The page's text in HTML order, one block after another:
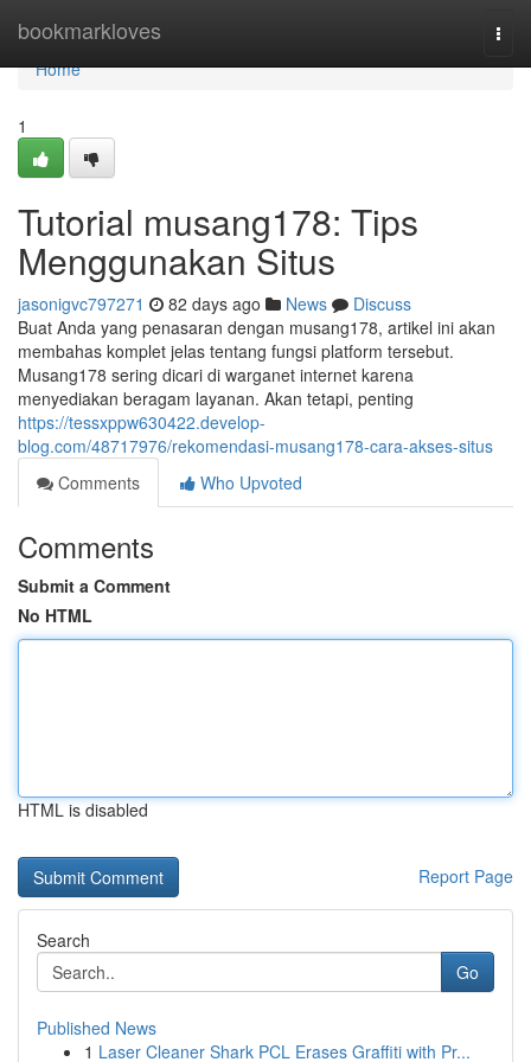
bookmarkloves
Home
Home
1
Tutorial musang178: Tips
Menggunakan Situs
jasonigvc797271 82 days ago News
Discuss
Buat Anda yang penasaran dengan musang178, artikel ini akan
membahas komplet jelas tentang fungsi platform tersebut.
Musang178 sering dicari di warganet internet karena
menyediakan beragam layanan. Akan tetapi, penting
https://tessxppw630422.develop-
blog.com/48717976/rekomendasi-musang178-cara-akses-situs
Comments
Who Upvoted
Comments
Submit a Comment
No HTML
HTML is disabled
Report Page
Search
Go
Published News
1 Laser Cleaner Shark PCL Erases Graffiti with Pr...